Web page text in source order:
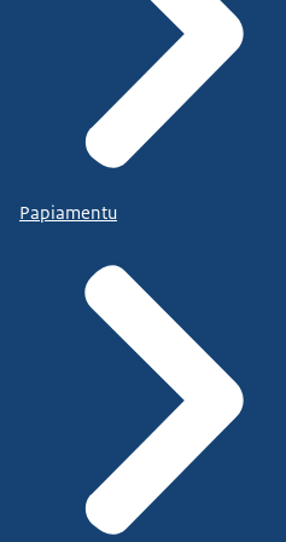
Papiamentu